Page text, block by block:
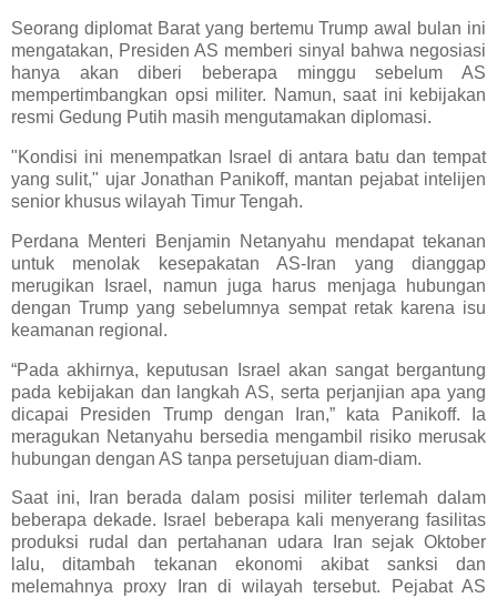
Seorang diplomat Barat yang bertemu Trump awal bulan ini
mengatakan, Presiden AS memberi sinyal bahwa negosiasi
hanya akan diberi beberapa minggu sebelum AS
mempertimbangkan opsi militer. Namun, saat ini kebijakan
resmi Gedung Putih masih mengutamakan diplomasi.
"Kondisi ini menempatkan Israel di antara batu dan tempat
yang sulit," ujar Jonathan Panikoff, mantan pejabat intelijen
senior khusus wilayah Timur Tengah.
Perdana Menteri Benjamin Netanyahu mendapat tekanan
untuk menolak kesepakatan AS-Iran yang dianggap
merugikan Israel, namun juga harus menjaga hubungan
dengan Trump yang sebelumnya sempat retak karena isu
keamanan regional.
“Pada akhirnya, keputusan Israel akan sangat bergantung
pada kebijakan dan langkah AS, serta perjanjian apa yang
dicapai Presiden Trump dengan Iran,” kata Panikoff. Ia
meragukan Netanyahu bersedia mengambil risiko merusak
hubungan dengan AS tanpa persetujuan diam-diam.
Saat ini, Iran berada dalam posisi militer terlemah dalam
beberapa dekade. Israel beberapa kali menyerang fasilitas
produksi rudal dan pertahanan udara Iran sejak Oktober
lalu, ditambah tekanan ekonomi akibat sanksi dan
melemahnya proxy Iran di wilayah tersebut. Pejabat AS